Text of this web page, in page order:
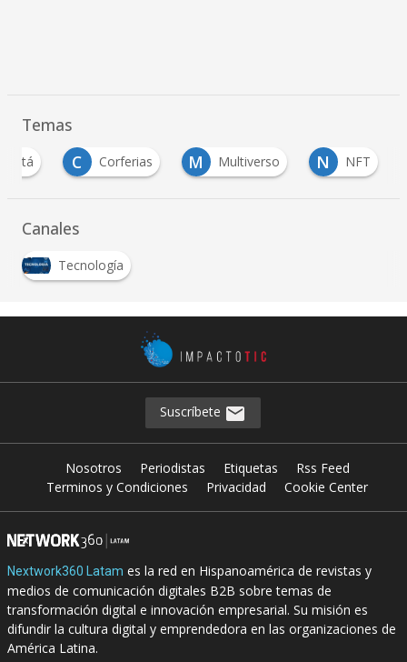
Temas
C Corferias M Multiverso N NFT
Canales
Tecnología
Suscríbete
Nosotros Periodistas Etiquetas
Rss Feed
Terminos y Condiciones
Privacidad Cookie Center
Nextwork360 Latam es la red en Hispanoamérica de revistas y
medios de comunicación digitales B2B sobre temas de
transformación digital e innovación empresarial. Su misión es
difundir la cultura digital y emprendedora en las organizaciones de
América Latina.